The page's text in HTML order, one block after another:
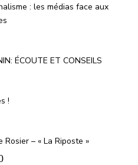
: les médias face aux
ÉCOUTE ET CONSEILS
!
– « La Riposte »